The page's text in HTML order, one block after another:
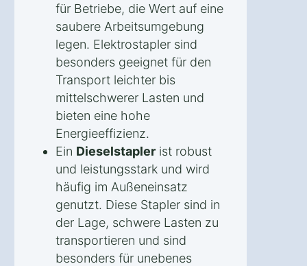
für Betriebe, die Wert auf eine
saubere Arbeitsumgebung
legen. Elektrostapler sind
besonders geeignet für den
Transport leichter bis
mittelschwerer Lasten und
bieten eine hohe
Energieeffizienz.
Ein Dieselstapler ist robust
und leistungsstark und wird
häufig im Außeneinsatz
genutzt. Diese Stapler sind in
der Lage, schwere Lasten zu
transportieren und sind
besonders für unebenes